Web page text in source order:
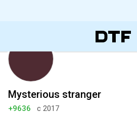
Mysterious stranger
+9636
с 2017